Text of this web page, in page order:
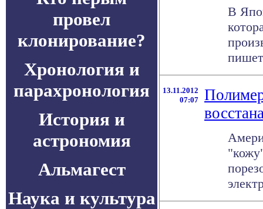
провел
клонирование?
Хронология и
парахронология
История и
астрономия
Альмагест
Наука и культура
В
13.11.2012
07:07